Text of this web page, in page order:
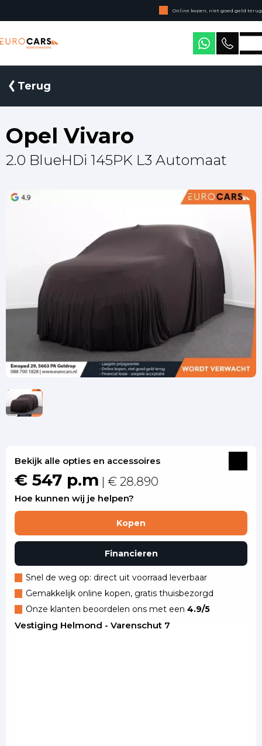
Online kopen, niet goed geld terug
Geen jaarcijfers nodig
Terug
Opel Vivaro
2.0 BlueHDi 145PK L3 Automaat
Bekijk alle opties en accessoires
€ 547 p.m | € 28.890
Hoe kunnen wij je helpen?
Kopen
Financieren
Snel de weg op: direct uit voorraad leverbaar
Gemakkelijk online kopen, gratis thuisbezorgd
Onze klanten beoordelen ons met een 4.9/5
Vestiging Helmond - Varenschut 7